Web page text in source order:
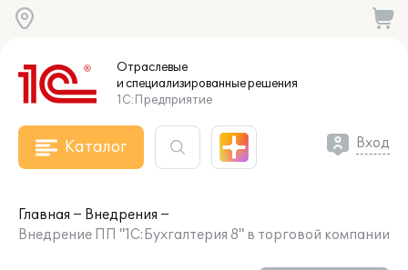
Отраслевые
и специализированныерешения
1С:Предприятие
Каталог Вход
Главная
Внедрения
Внедрение ПП "1С:Бухгалтерия 8" в торговой компании